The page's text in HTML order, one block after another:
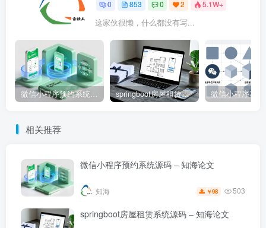
0 853 0 2 5.1W+
这家伙很懒，什么都没有写...
微信小程序预约系统源码 – 知海论文 springboot房屋租赁系统源码 – 知海论文
相关推荐
微信小程序预约系统源码 – 知海论文
知海 ￥98 503
springboot房屋租赁系统源码 – 知海论文